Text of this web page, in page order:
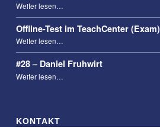
Weiter lesen…
Offline-Test im TeachCenter (Exam)
Weiter lesen“Offline-Test im TeachCenter (Exam)”
…
#28 – Daniel Fruhwirt
Weiter lesen…
KONTAKT